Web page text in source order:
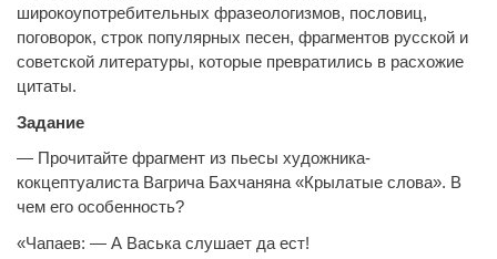
широкоупотребительных фразеологизмов, пословиц,
поговорок, строк популярных песен, фрагментов русской и
советской литературы, которые превратились в расхожие
цитаты.
Задание
— Прочитайте фрагмент из пьесы художника-
кокцептуалиста Вагрича Бахчаняна «Крылатые слова». В
чем его особенность?
«Чапаев: — А Васька слушает да ест!